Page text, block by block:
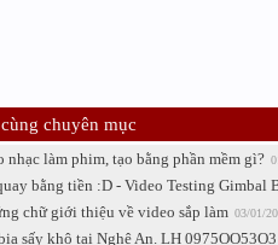
chuyên mục
nhạc làm phim, tạo bằng phần mềm gì?
bằng tiền :D - Video Testing Gimbal
chữ giới thiệu về video sắp làm 03/01/
sấy khô tại Nghệ An. LH 0975OO53O3